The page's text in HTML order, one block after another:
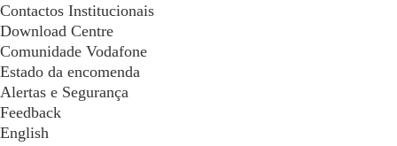
Contactos Institucionais
Download Centre
Comunidade Vodafone
Estado da encomenda
Alertas e Segurança
Feedback
English